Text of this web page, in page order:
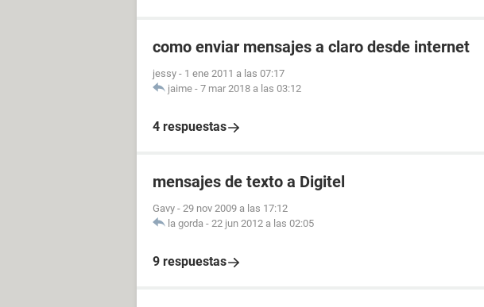
como enviar mensajes a claro desde internet
jessy - 1 ene 2011 a las 07:17
jaime - 7 mar 2018 a las 03:12
4 respuestas
mensajes de texto a Digitel
Gavy - 29 nov 2009 a las 17:12
la gorda - 22 jun 2012 a las 02:05
9 respuestas